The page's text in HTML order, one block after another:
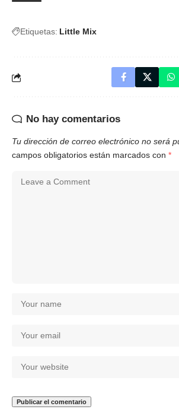
Etiquetas: Little Mix
No hay comentarios
Tu dirección de correo electrónico no será
campos obligatorios están marcados con *